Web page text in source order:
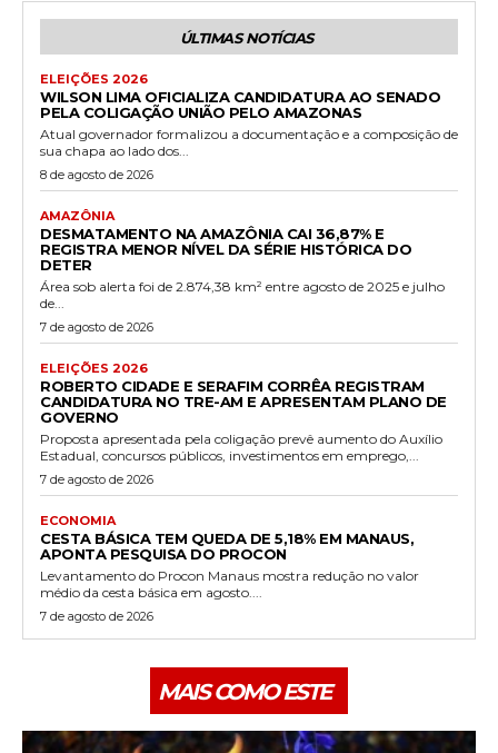
ÚLTIMAS NOTÍCIAS
ELEIÇÕES 2026
WILSON LIMA OFICIALIZA CANDIDATURA AO SENADO
PELA COLIGAÇÃO UNIÃO PELO AMAZONAS
Atual governador formalizou a documentação e a composição de
sua chapa ao lado dos...
8 de agosto de 2026
AMAZÔNIA
DESMATAMENTO NA AMAZÔNIA CAI 36,87% E
REGISTRA MENOR NÍVEL DA SÉRIE HISTÓRICA DO
DETER
Área sob alerta foi de 2.874,38 km² entre agosto de 2025 e julho
de...
7 de agosto de 2026
ELEIÇÕES 2026
ROBERTO CIDADE E SERAFIM CORRÊA REGISTRAM
CANDIDATURA NO TRE-AM E APRESENTAM PLANO DE
GOVERNO
Proposta apresentada pela coligação prevê aumento do Auxílio
Estadual, concursos públicos, investimentos em emprego,...
7 de agosto de 2026
ECONOMIA
CESTA BÁSICA TEM QUEDA DE 5,18% EM MANAUS,
APONTA PESQUISA DO PROCON
Levantamento do Procon Manaus mostra redução no valor
médio da cesta básica em agosto....
7 de agosto de 2026
MAIS COMO ESTE